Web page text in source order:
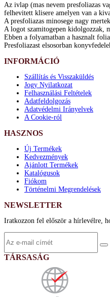
Az ivlap (mas nevem presfoliazas
felhevitett klisere amelyen van a
A presfoliazas minosege nagy
A logot szamitogepen kidolgozzak,
Ebben a folyamatban a hasznalt
Presfoliazast elsosorban
INFORMÁCIÓ
Szállítás és Visszaküldés
Jogy Nyilatkozat
Felhasználási Feltételek
Adatfeldolgozás
Adatvédelmi Irányelvek
A Cookie-ról
HASZNOS
Új Termékek
Kedvezmények
Ajánlott Termékek
Katalógusok
Fiókom
Történelmi Megrendelések
NEWSLETTER
Iratkozzon fel először a hírlevélre,
TÁRSASÁG